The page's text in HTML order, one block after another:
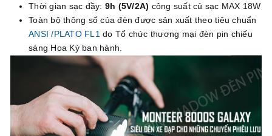
Thời gian sạc đầy: 9h (5V/2A) công suất củ sạc MAX 18W
Toàn bộ thông số của đèn được sản xuất theo tiêu chuẩn
ANSI /PLATO FL1do Tổ chức thương mại đèn pin chiếu
sáng Hoa Kỳ ban hành.